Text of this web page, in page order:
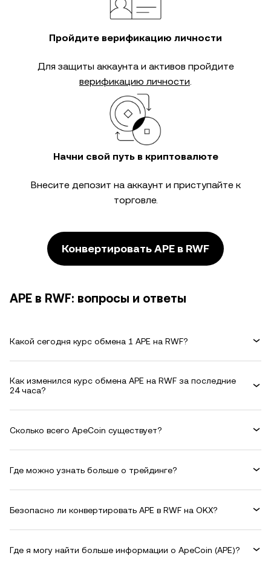
Пройдите верификацию личности
Для защиты аккаунта и активов пройдите
верификацию личности.
Начни свой путь в криптовалюте
Внесите депозит на аккаунт и приступайте к
торговле.
Конвертировать APE в RWF
APE в RWF: вопросы и ответы
Какой сегодня курс обмена 1 APE на RWF?
Как изменился курс обмена APE на RWF за последние
24 часа?
Сколько всего ApeCoin существует?
Где можно узнать больше о трейдинге?
Безопасно ли конвертировать APE в RWF на OKX?
Где я могу найти больше информации о ApeCoin (APE)?